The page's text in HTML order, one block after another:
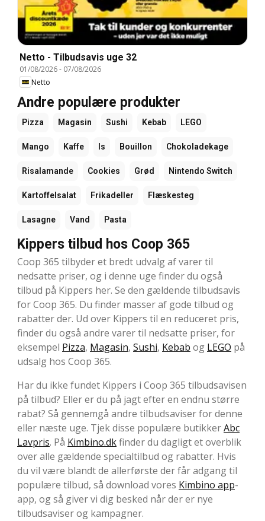
Netto - Tilbudsavis uge 32
01/08/2026- 07/08/2026
Netto
Andre populære produkter
Pizza Magasin Sushi Kebab LEGO
Mango Kaffe Is Bouillon Chokoladekage
Risalamande Cookies Grød Nintendo Switch
Kartoffelsalat Frikadeller Flæskesteg
Lasagne Vand Pasta
Kippers tilbud hos Coop 365
Coop 365 tilbyder et bredt udvalg af varer til
nedsatte priser, og i denne uge finder du også
tilbud på Kippers her. Se den gældende tilbudsavis
for Coop 365. Du finder masser af gode tilbud og
rabatter der. Ud over Kippers til en reduceret pris,
finder du også andre varer til nedsatte priser, for
eksempel Pizza, Magasin, Sushi, Kebab og LEGO på
udsalg hos Coop 365.
Har du ikke fundet Kippers i Coop 365 tilbudsavisen
på tilbud? Eller er du på jagt efter en endnu større
rabat? Så gennemgå andre tilbudsaviser for denne
eller næste uge. Tjek disse populære butikkerAbc
Lavpris. På Kimbino.dkfinder du dagligt et overblik
over alle gældende specialtilbud og rabatter. Hvis
du vil være blandt de allerførste der får adgang til
populære tilbud, så download vores Kimbino app-
app, og så giver vi dig besked når der er nye
tilbudsaviser og kampagner.